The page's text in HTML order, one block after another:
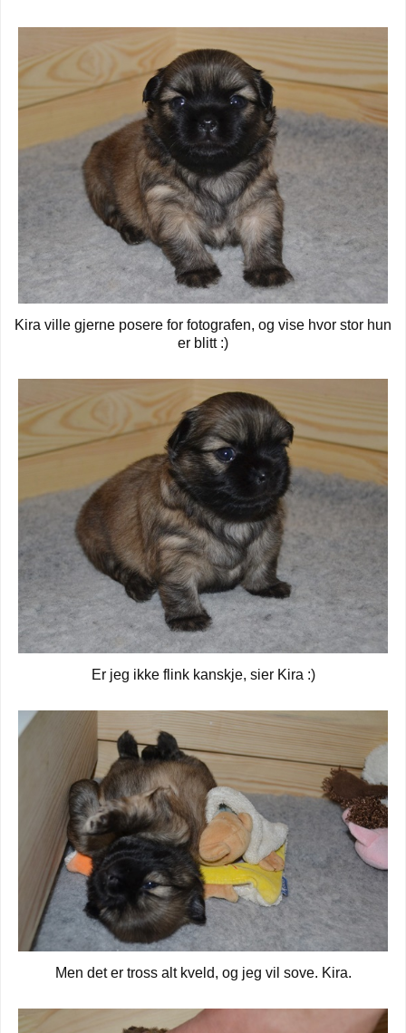
Kira ville gjerne posere for fotografen, og vise hvor stor hun
er blitt :)
Er jeg ikke flink kanskje, sier Kira :)
Men det er tross alt kveld, og jeg vil sove. Kira.